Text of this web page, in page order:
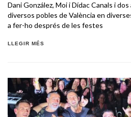
Dani González, Moi i Dídac Canals i
diversos pobles de València en
a fer-ho després de les festes
LLEGIR MÉS